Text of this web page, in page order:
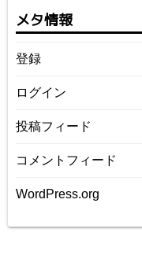
メタ情報
登録
ログイン
投稿フィード
コメントフィード
WordPress.org